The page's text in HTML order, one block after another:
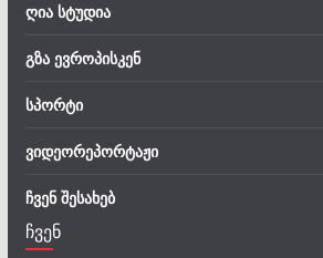
ღია სტუდია
გზა ევროპისკენ
სპორტი
ვიდეორეპორტაჟი
ჩვენ შესახებ
ჩვენ